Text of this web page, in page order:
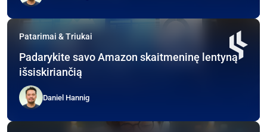
Patarimai & Triukai
Padarykite savo Amazon skaitmeninę lentyną
išsiskiriančią
Daniel Hannig